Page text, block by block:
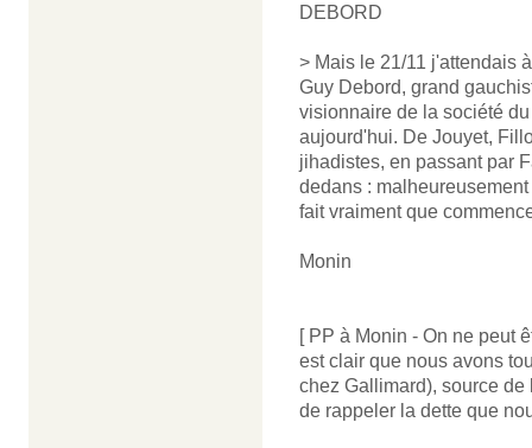
DEBORD
> Mais le 21/11 j'attendais
Guy Debord, grand
visionnaire de la société
aujourd'hui. De Jouyet,
jihadistes, en passant par
dedans :
fait vraiment que
Monin
[ PP à Monin - On ne peut
est clair que nous avons
chez Gallimard), source
de rappeler la dette que